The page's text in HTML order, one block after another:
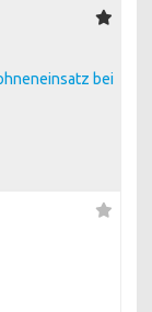
bei